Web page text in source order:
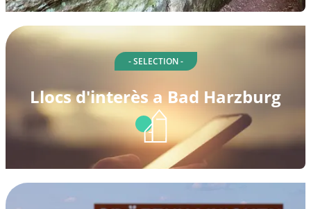
- SELECTION -
Llocs d'interès a Bad Harzburg